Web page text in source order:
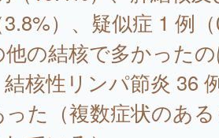
）、疑似症 1 例（
他の結核で多かった
核性リンパ節炎 36
った（複数症状のあ